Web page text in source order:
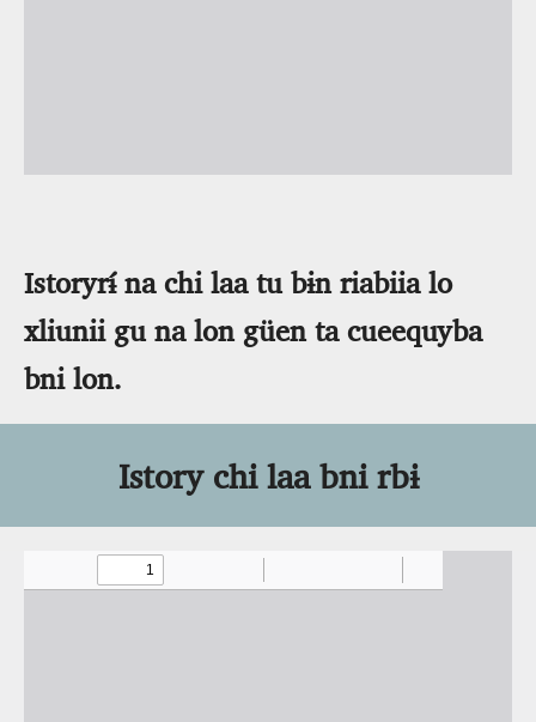
Istoryrɨ́ na chi laa tu bɨn riabiia lo
xliunii gu na lon güen ta cueequyba
bni lon.
Istory chi laa bni rbɨ